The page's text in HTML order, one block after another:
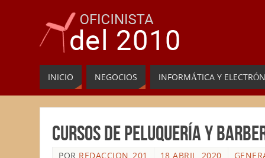
INICIO NEGOCIOS INFORMÁTICA Y
Cursos de peluquería y
POR REDACCION_201 18 ABRIL, 2020